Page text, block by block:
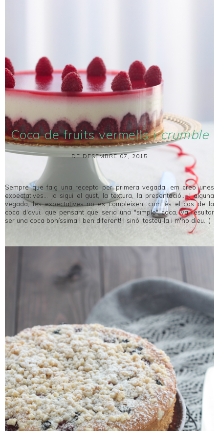
Coca de fruits vermells icrumble
DE DESEMBRE 07, 2015
Sempre que faig una recepta per primera vegada, em creo unes
expectatives... ja sigui el gust, la textura, la presentació... I alguna
vegada, les expectatives no es compleixen, com és el cas de la
coca d'avui, que pensant que seria una "simple" coca, va resultar
ser una coca boníssima i ben diferent! I sinó, tasteu-la i m'ho dieu. ;)